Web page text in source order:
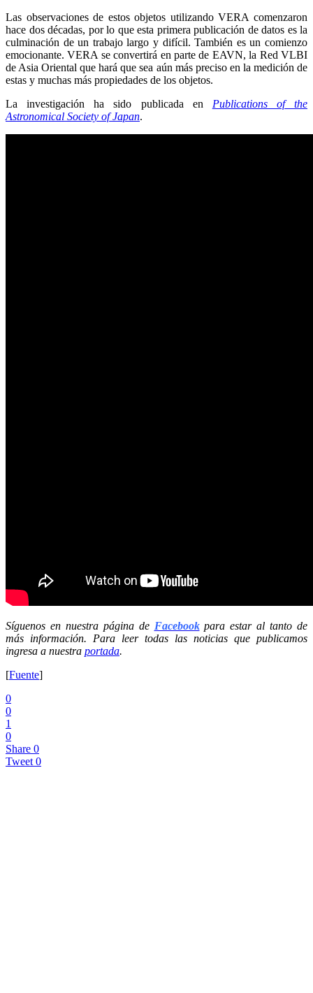
Las observaciones de estos objetos utilizando VERA comenzaron
hace dos décadas, por lo que esta primera publicación de datos es la
culminación de un trabajo largo y difícil. También es un comienzo
emocionante. VERA se convertirá en parte de EAVN, la Red VLBI
de Asia Oriental que hará que sea aún más preciso en la medición de
estas y muchas más propiedades de los objetos.
La investigación ha sido publicada en Publications of the
Astronomical Society of Japan.
Síguenos en nuestra página de Facebookpara estar al tanto de
más información. Para leer todas las noticias que publicamos
ingresa a nuestra portada.
[Fuente]
0
0
1
0
Share 0
Tweet 0